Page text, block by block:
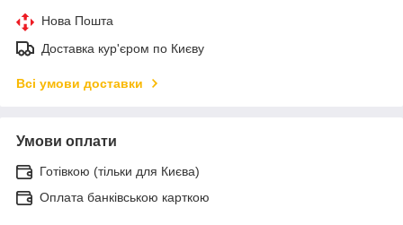
Нова Пошта
Доставка кур'єром по Києву
Всі умови доставки
Умови оплати
Готівкою (тільки для Києва)
Оплата банківською карткою